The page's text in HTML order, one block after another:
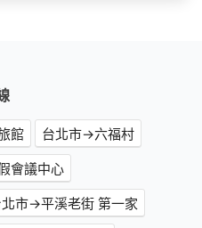
館
台北市→六福村
會議中心
市→平溪老街 第一家